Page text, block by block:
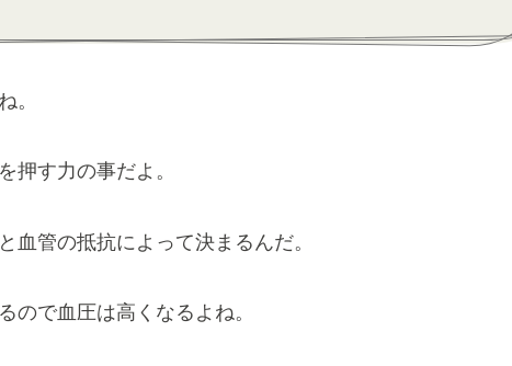
。
押す力の事だよ。
血管の抵抗によって決まるんだ。
ので血圧は高くなるよね。